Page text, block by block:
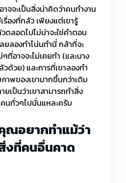
าจจะเป็นสิ่งน่าคิดว่าคนทำงาน
รื่องที่กลัว เพียงแต่เขารู้
ตลอดไปไม่น่าจะใช่คำตอบ
ยลองทำโน่นทำนี่ กล้าที่จะ
ที่อาจจะไม่เคยทำ (และบาง
ด้วย) และการที่เขาลองทำ
าพของเขามากขึ้นกว่าเดิม
เป็นว่าเขาสามารถทำสิ่ง
นทั่วๆไปนั่นแหละครับ
ณอยากทำแม้ว่า
งที่คนอื่นคาด